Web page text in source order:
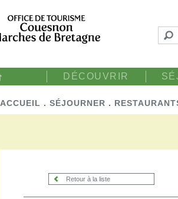
DÉCOUVRIR
ACCUEIL .SÉJOURNER .
Retour à la liste